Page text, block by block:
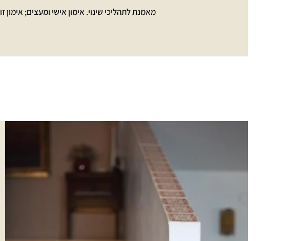
מאמנת לתהליכי שינוי. אימון אישי ומעצים; אימון